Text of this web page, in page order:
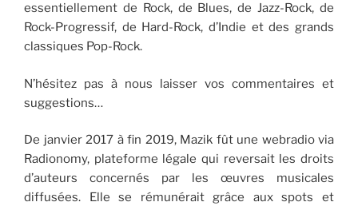
essentiellement de Rock, de Blues, de Jazz-Rock, de
Rock-Progressif, de Hard-Rock, d’Indie et des grands
classiques Pop-Rock.
N’hésitez pas à nous laisser vos commentaires et
suggestions…
De janvier 2017 à fin 2019, Mazik fût une webradio via
Radionomy, plateforme légale qui reversait les droits
d’auteurs concernés par les œuvres musicales
diffusées. Elle se rémunérait grâce aux spots et